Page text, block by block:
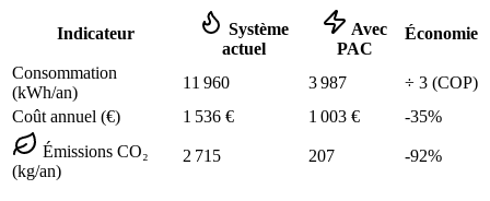
Indicateur
Système
actuel
Avec
PAC
Économie
Consommation
(kWh/an)
11 960 3 987 ÷ 3 (COP)
Coût annuel (€)
1 536 € 1 003 € -35%
Émissions CO₂
(kg/an)
2 715 207 -92%